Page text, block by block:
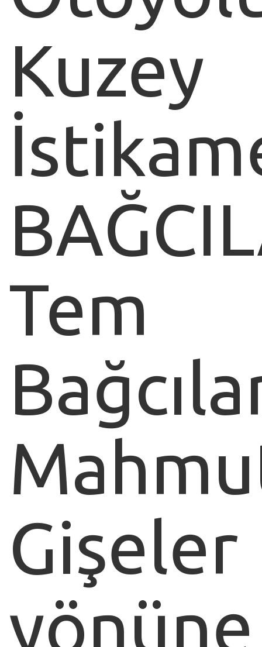
Kuzey
Tem
Gişeler
yönüne